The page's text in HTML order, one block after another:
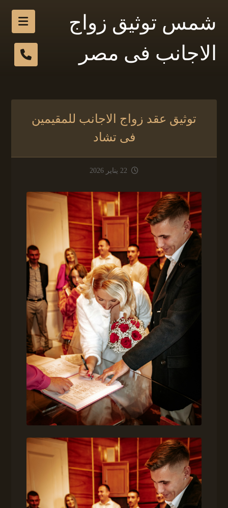
شمس توثيق زواج
الاجانب فى مصر
توثيق عقد زواج الاجانب للمقيمين
فى تشاد
22 يناير 2026